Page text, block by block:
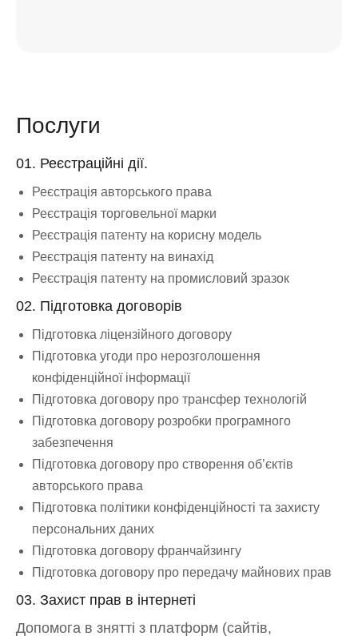
Послуги
01. Реєстраційні дії.
Реєстрація авторського права
Реєстрація торговельної марки
Реєстрація патенту на корисну модель
Реєстрація патенту на винахід
Реєстрація патенту на промисловий зразок
02. Підготовка договорів
Підготовка ліцензійного договору
Підготовка угоди про нерозголошення
конфіденційної інформації
Підготовка договору про трансфер технологій
Підготовка договору розробки програмного
забезпечення
Підготовка договору про створення об’єктів
авторського права
Підготовка політики конфіденційності та захисту
персональних даних
Підготовка договору франчайзингу
Підготовка договору про передачу майнових прав
03. Захист прав в інтернеті
Допомога в знятті з платформ (сайтів,